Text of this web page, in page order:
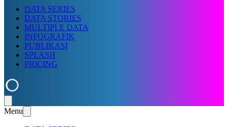
DATA SERIES
DATA STORIES
MULTIPLE DATA
INFOGRAFIK
PUBLIKASI
SPLASH
PRICING
Menu